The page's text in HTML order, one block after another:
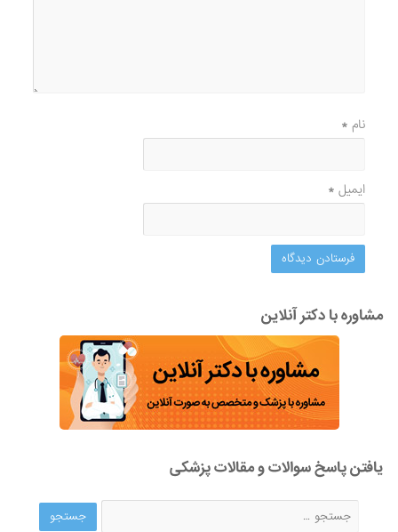
نام*
ایمیل*
مشاوره با دکتر آنلاین
یافتن پاسخ سوالات و مقالات پزشکی